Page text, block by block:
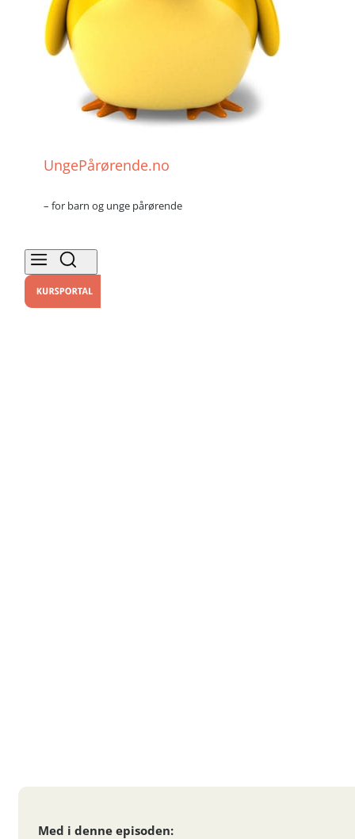
UngePårørende.no
– for barn og unge pårørende
Med i denne episoden: